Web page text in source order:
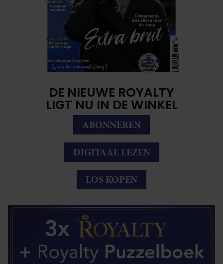
DE NIEUWE ROYALTY
LIGT NU IN DE WINKEL
ABONNEREN
DIGITAAL LEZEN
LOS KOPEN